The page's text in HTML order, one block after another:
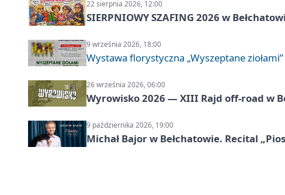
22 sierpnia 2026, 12:00
SIERPNIOWY SZAFING 2026 w
9 września 2026, 18:00
Wystawa florystyczna „Wyszeptane
26 września 2026, 06:00
Wyrowisko 2026 — XIII Rajd off‑road w
9 października 2026, 19:00
Michał Bajor w Bełchatowie. Recital